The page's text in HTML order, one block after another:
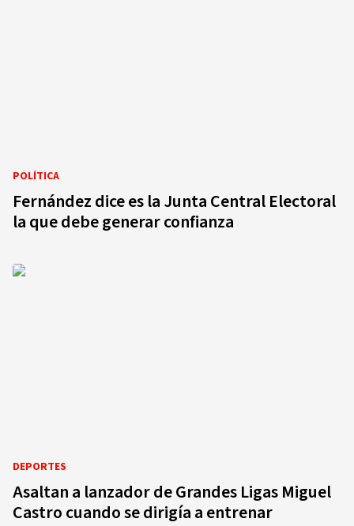
POLÍTICA
Fernández dice es la Junta Central Electoral
la que debe generar confianza
DEPORTES
Asaltan a lanzador de Grandes Ligas Miguel
Castro cuando se dirigía a entrenar